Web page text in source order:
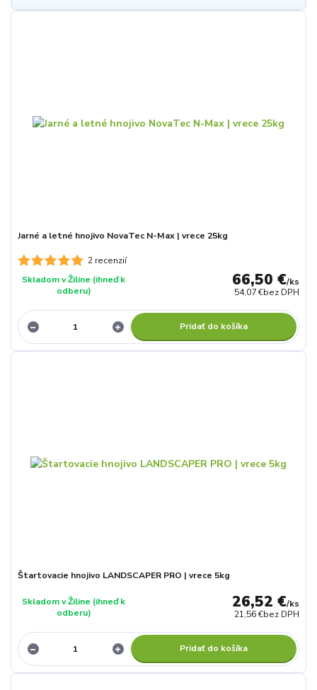
2 recenzií
Jarné a letné hnojivo NovaTec N-Max | vrece 25kg
66,50 €/ks
54,07 €bez DPH
Skladom v Žiline (ihneď k
odberu)
Pridať do košíka
Štartovacie hnojivo LANDSCAPER PRO | vrece 5kg
26,52 €/ks
21,56 €bez DPH
Skladom v Žiline (ihneď k
odberu)
Pridať do košíka